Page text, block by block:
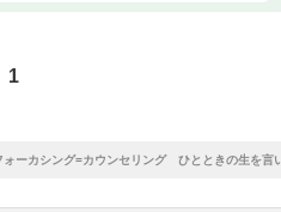
1
ォーカシング=カウンセリング ひとときの生を言